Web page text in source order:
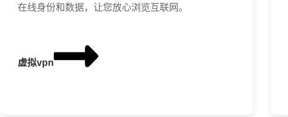
在线身份和数据，让您放心浏览互联网。
虚拟vpn